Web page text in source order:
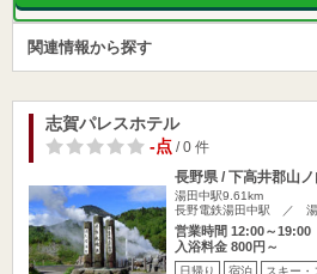
関連情報から探す
志賀パレスホテル
-点/ 0 件
長野県 / 下高井郡山
湯田中駅9.61km
長野電鉄湯田中駅 ／ 湯
営業時間 12:00～19:00
入浴料金 800円～
日帰り 宿泊 スキー・